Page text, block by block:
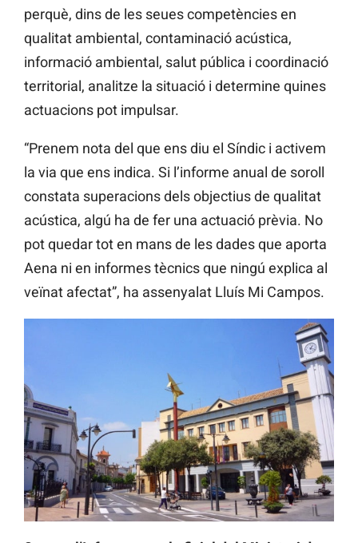
perquè, dins de les seues competències en
qualitat ambiental, contaminació acústica,
informació ambiental, salut pública i coordinació
territorial, analitze la situació i determine quines
actuacions pot impulsar.
“Prenem nota del que ens diu el Síndic i activem
la via que ens indica. Si l’informe anual de soroll
constata superacions dels objectius de qualitat
acústica, algú ha de fer una actuació prèvia. No
pot quedar tot en mans de les dades que aporta
Aena ni en informes tècnics que ningú explica al
veïnat afectat”, ha assenyalat Lluís Mi Campos.